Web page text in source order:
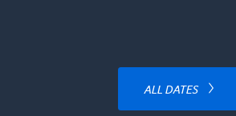
ALL DATES